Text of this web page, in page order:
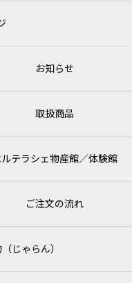
お知らせ
取扱商品
テラシェ物産館／体験館
ご注文の流れ
じゃらん）